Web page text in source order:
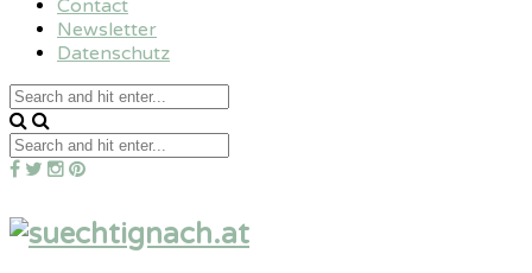
Contact
Newsletter
Datenschutz